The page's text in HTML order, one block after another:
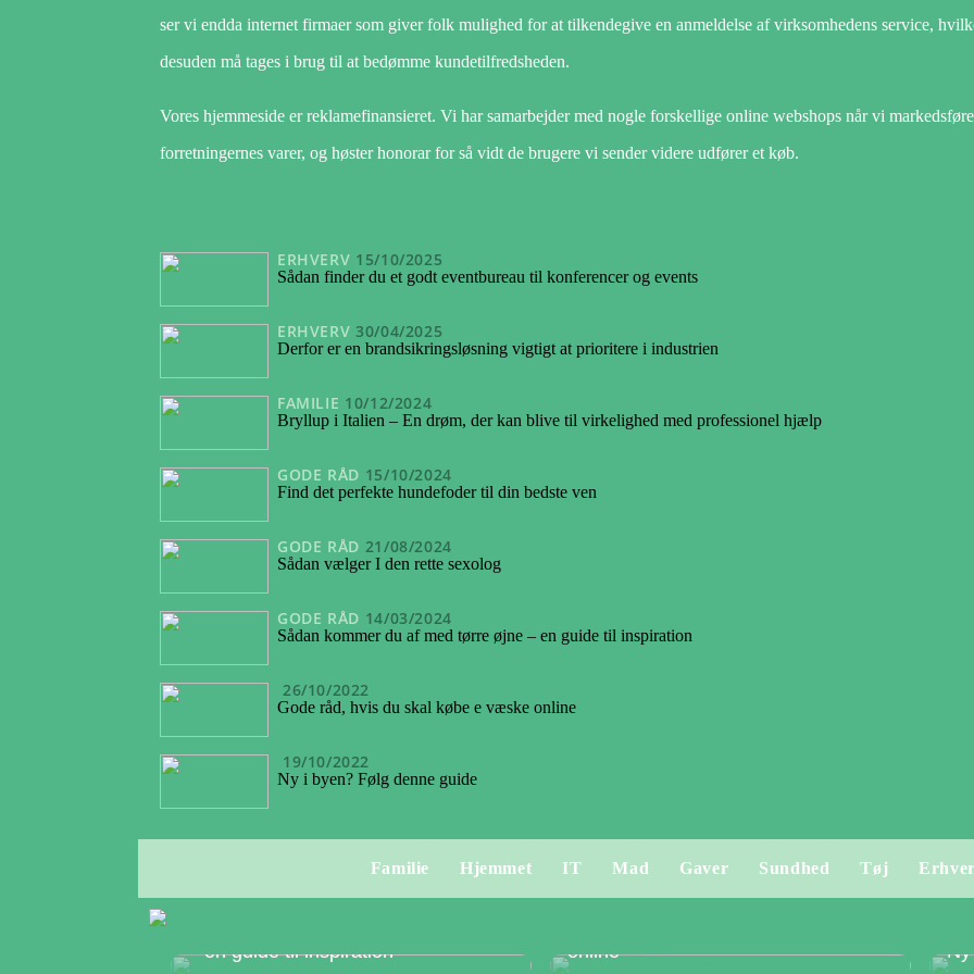
ser vi endda internet firmaer som giver folk mulighed for at tilkendegive en anmeldelse af virksomhedens service,
desuden må tages i brug til at bedømme kundetilfredsheden.
Vores hjemmeside er reklamefinansieret. Vi har samarbejder med nogle forskellige online webshops når vi
forretningernes varer, og høster honorar for så vidt de brugere vi sender videre udfører et køb.
ERHVERV 15/10/2025
Sådan finder du et godt eventbureau til konferencer og events
ERHVERV 30/04/2025
Derfor er en brandsikringsløsning vigtigt at prioritere i industrien
FAMILIE 10/12/2024
Bryllup i Italien – En drøm, der kan blive til virkelighed med professionel hjælp
GODE RÅD 15/10/2024
Find det perfekte hundefoder til din bedste ven
GODE RÅD 21/08/2024
Sådan vælger I den rette sexolog
GODE RÅD 14/03/2024
Sådan kommer du af med tørre øjne – en guide til inspiration
26/10/2022
Gode råd, hvis du skal købe e væske online
19/10/2022
Ny i byen? Følg denne guide
Familie Hjemmet IT Mad Gaver Sundhed Tøj
– en guide til inspiration
online